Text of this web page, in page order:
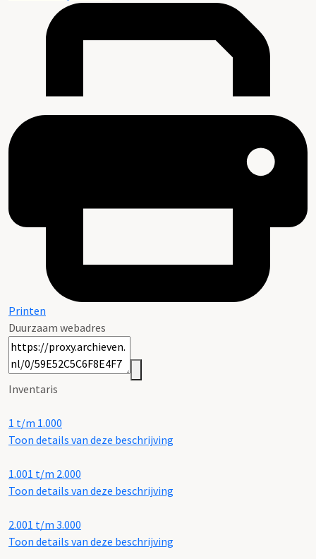
Printen
Duurzaam webadres
Inventaris
1 t/m 1.000
Toon details van deze beschrijving
1.001 t/m 2.000
Toon details van deze beschrijving
2.001 t/m 3.000
Toon details van deze beschrijving